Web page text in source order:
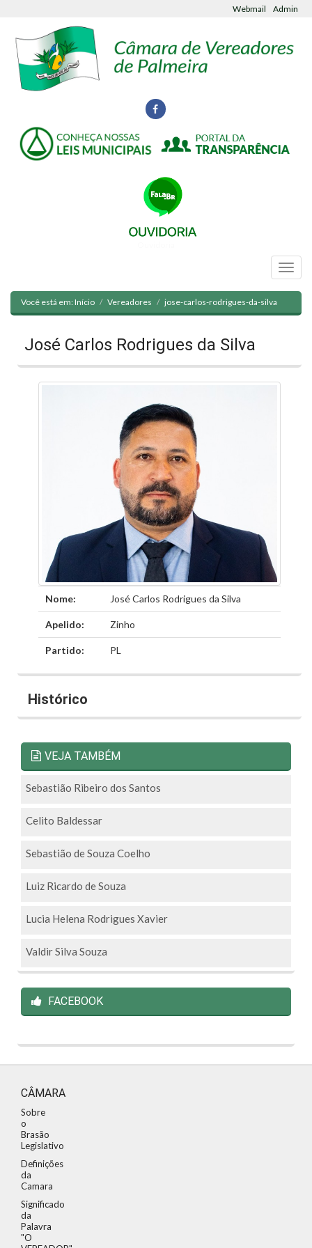
Webmail Admin
Você está em:Início Vereadores jose-carlos-rodrigues-da-silva
José Carlos Rodrigues da Silva
Nome: José Carlos Rodrigues da Silva
Apelido: Zinho
Partido: PL
Histórico
VEJA TAMBÉM
Sebastião Ribeiro dos Santos
Celito Baldessar
Sebastião de Souza Coelho
Luiz Ricardo de Souza
Lucia Helena Rodrigues Xavier
Valdir Silva Souza
FACEBOOK
CÂMARA
Sobre
o
Brasão
Legislativo
Definições
da
Camara
Significado
da
Palavra
"O